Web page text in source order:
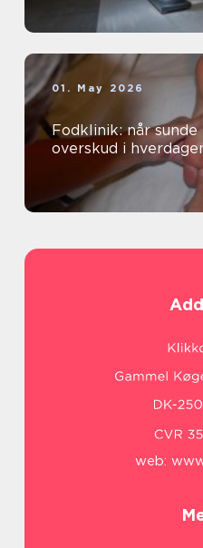
01. May 2026
Fodklinik: når
overskud i
web: